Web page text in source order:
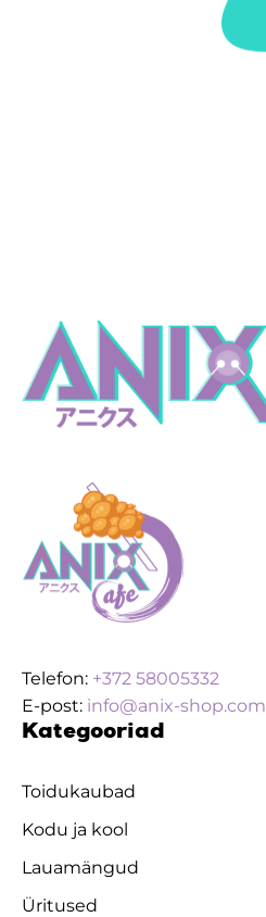
Telefon: +372 58005332
E-post: info@anix-shop.com
Kategooriad
Toidukaubad
Kodu ja kool
Lauamängud
Üritused